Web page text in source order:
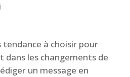
tendance à choisir pour
les changements de
un message en